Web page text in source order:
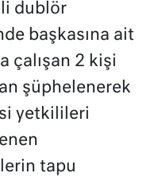
dublör
başkasına ait
çalışan 2 kişi
şüphelenerek
yetkilileri
tapu